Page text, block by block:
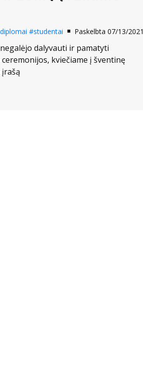
#studentai Paskelbta 07/13/2021
dalyvauti ir pamatyti
kviečiame į šventinę